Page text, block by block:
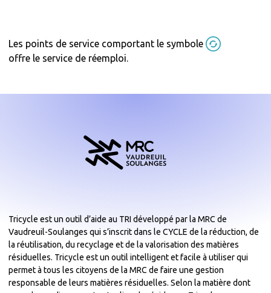
Les points de service comportant le symbole
offre le service de réemploi.
Tricycle est un outil d’aide au TRI développé par la MRC de
Vaudreuil-Soulanges qui s’inscrit dans le CYCLE de la réduction, de
la réutilisation, du recyclage et de la valorisation des matières
résiduelles. Tricycle est un outil intelligent et facile à utiliser qui
permet à tous les citoyens de la MRC de faire une gestion
responsable de leurs matières résiduelles. Selon la matière dont